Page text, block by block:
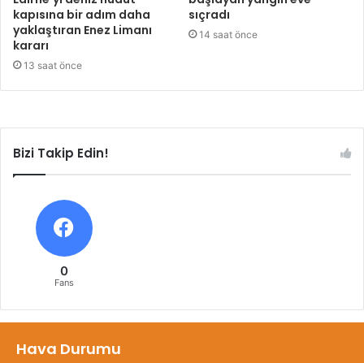
kapısına bir adım daha
yaklaştıran Enez Limanı
kararı
13 saat önce
sıçradı
14 saat önce
Bizi Takip Edin!
0
Fans
Hava Durumu